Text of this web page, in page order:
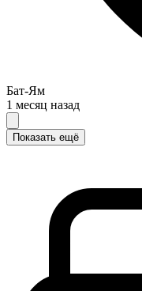
Бат-Ям
1 месяц назад
Показать ещё